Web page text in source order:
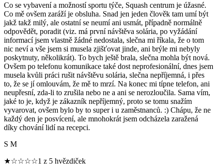
Co se vybavení a možností sportu týče, Squash centrum je úžasné.
Co mě ovšem zaráží je obsluha. Snad jen jeden člověk tam umí být
jakž takž milý, ale ostatní se neumí ani usmát, případně normálně
odpovědět, poradit (viz. má první návštěva solária, po vyžádání
informací jsem vlastně žádné nedostala, slečna mi říkala, že o tom
nic neví a vše jsem si musela zjišťovat jinde, ani brýle mi nebyly
poskytnuty, několikrát). To bych ještě brala, slečna mohla být nová.
Ovšem po telefonu komunikace také dost neprofesionální, dnes jsem
musela kvůli práci rušit návštěvu solária, slečna nepříjemná, i přes
to, že se jí omlouvám, že mě to mrzí. Na konec mi típne telefon, ani
neupřesní, zda-li to zrušila nebo ne a ani se nerozloučila. Sama vím,
jaké to je, když je zákazník nepříjemný, proto se tomu snažím
vyvarovat, ovšem bylo by to super i u zaměstnanců. :) Chápu, že ne
každý den je posvícení, ale mnohokrát jsem odcházela zaražená
díky chování lidí na recepci.
S M
★☆☆☆☆1 z 5 hvězdiček